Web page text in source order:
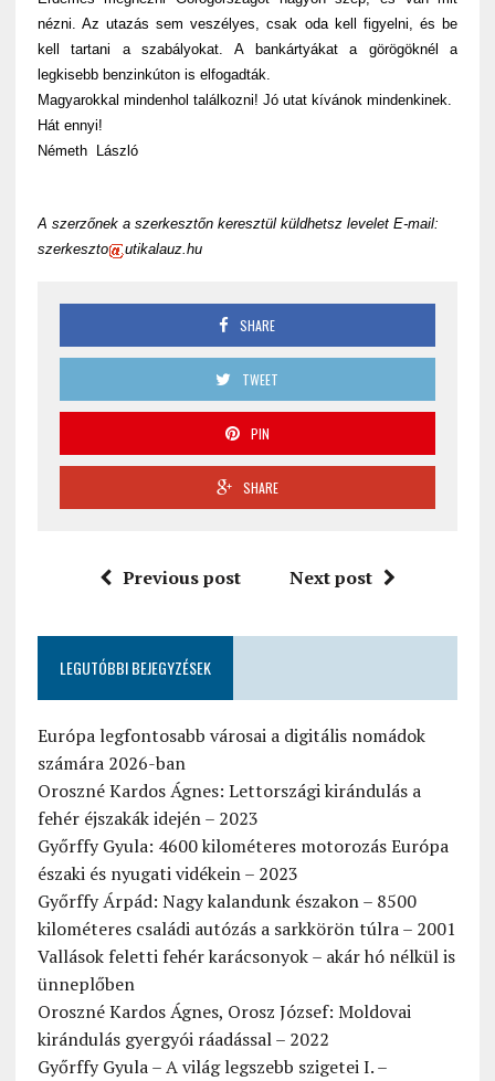
nézni. Az utazás sem veszélyes, csak oda kell figyelni, és be
kell tartani a szabályokat. A bankártyákat a görögöknél a
legkisebb benzinkúton is elfogadták.
Magyarokkal mindenhol találkozni! Jó utat kívánok mindenkinek.
Hát ennyi!
Németh László
A szerzőnek a szerkesztőn keresztül küldhetsz levelet E-mail:
szerkeszto
utikalauz.hu
SHARE
TWEET
PIN
SHARE
Previous post Next post
LEGUTÓBBI BEJEGYZÉSEK
Európa legfontosabb városai a digitális nomádok
számára 2026-ban
Oroszné Kardos Ágnes: Lettországi kirándulás a
fehér éjszakák idején – 2023
Győrffy Gyula: 4600 kilométeres motorozás Európa
északi és nyugati vidékein – 2023
Győrffy Árpád: Nagy kalandunk északon – 8500
kilométeres családi autózás a sarkkörön túlra – 2001
Vallások feletti fehér karácsonyok – akár hó nélkül is
ünneplőben
Oroszné Kardos Ágnes, Orosz József: Moldovai
kirándulás gyergyói ráadással – 2022
Győrffy Gyula – A világ legszebb szigetei I. –